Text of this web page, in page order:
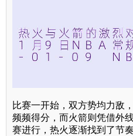
比赛一开始，双方势均力敌
频频得分，而火箭则凭借外
赛进行，热火逐渐找到了节